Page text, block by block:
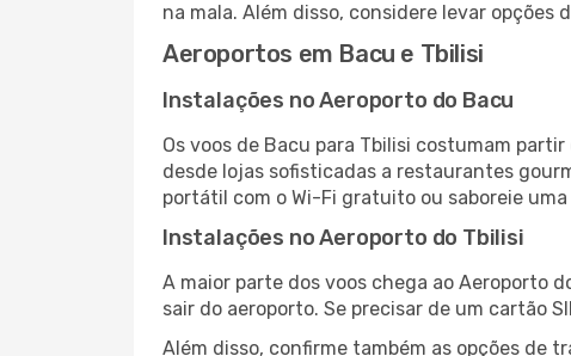
na mala. Além disso, considere levar
Aeroportos em Bacu e Tbilisi
Instalações no Aeroporto do Bacu
Os voos de Bacu para Tbilisi costumam
desde lojas sofisticadas a restaurantes
portátil com o Wi-Fi gratuito ou saboreie
Instalações no Aeroporto do Tbilisi
A maior parte dos voos chega ao Aeroporto
sair do aeroporto. Se precisar de um cartão
Além disso, confirme também as opções de